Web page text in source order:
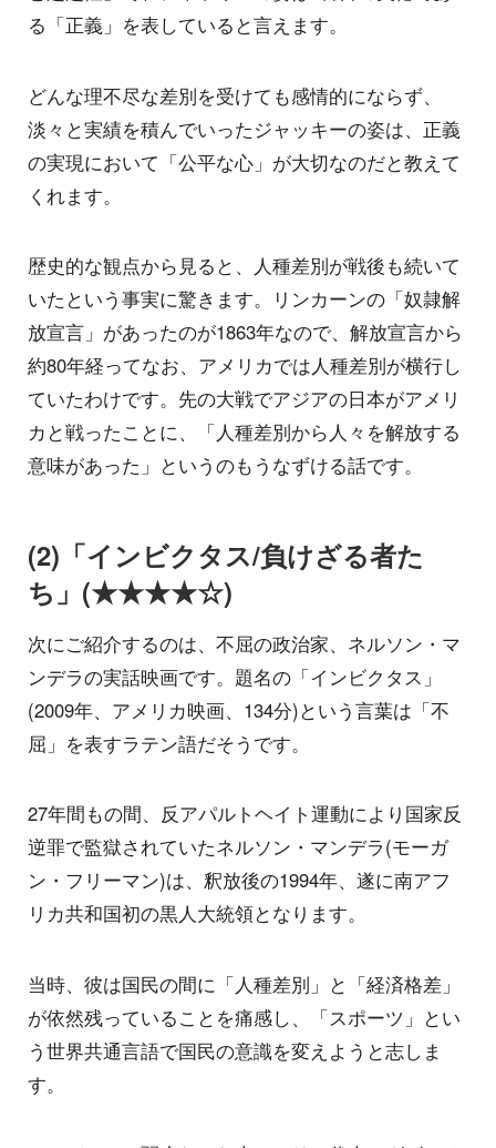
る「正義」を表していると言えます。
どんな理不尽な差別を受けても感情的にならず、
淡々と実績を積んでいったジャッキーの姿は、正義
の実現において「公平な心」が大切なのだと教えて
くれます。
歴史的な観点から見ると、人種差別が戦後も続いて
いたという事実に驚きます。リンカーンの「奴隷解
放宣言」があったのが1863年なので、解放宣言から
約80年経ってなお、アメリカでは人種差別が横行し
ていたわけです。先の大戦でアジアの日本がアメリ
カと戦ったことに、「人種差別から人々を解放する
意味があった」というのもうなずける話です。
(2)「インビクタス/負けざる者た
ち」(★★★★☆)
次にご紹介するのは、不屈の政治家、ネルソン・マ
ンデラの実話映画です。題名の「インビクタス」
(2009年、アメリカ映画、134分)という言葉は「不
屈」を表すラテン語だそうです。
27年間もの間、反アパルトヘイト運動により国家反
逆罪で監獄されていたネルソン・マンデラ(モーガ
ン・フリーマン)は、釈放後の1994年、遂に南アフ
リカ共和国初の黒人大統領となります。
当時、彼は国民の間に「人種差別」と「経済格差」
が依然残っていることを痛感し、「スポーツ」とい
う世界共通言語で国民の意識を変えようと志しま
す。